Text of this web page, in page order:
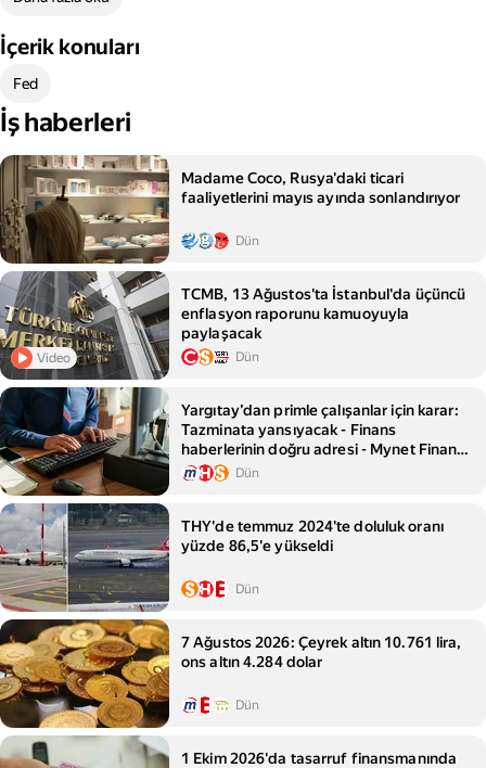
İçerik konuları
Fed
İş haberleri
Madame Coco, Rusya'daki ticari
faaliyetlerini mayıs ayında sonlandırıyor
Dün
Video
TCMB, 13 Ağustos'ta İstanbul'da üçüncü
enflasyon raporunu kamuoyuyla
paylaşacak
Dün
Yargıtay’dan primle çalışanlar için karar:
Tazminata yansıyacak - Finans
haberlerinin doğru adresi - Mynet Finans
Haber
Dün
THY'de temmuz 2024'te doluluk oranı
yüzde 86,5'e yükseldi
Dün
7 Ağustos 2026: Çeyrek altın 10.761 lira,
ons altın 4.284 dolar
Dün
1 Ekim 2026'da tasarruf finansmanında